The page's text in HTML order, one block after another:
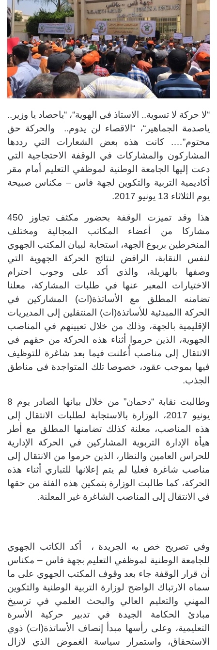
“لا حركة لا تسوية.. الاستاذ في الهوية“، “ياحصاد يا وزير..
ياصدمة الجماهير“، “الاقصاء لن يدوم.. والحركة حق
محتوم”…. كانت هذه بعض الشعارات التي رددها
المشاركون والمشاركات في الوقفة الاحتجاجية التي
دعت إليها الجامعة الوطنية لموظفي التعليم أمام مقر
أكاديمية التربية والتكوين لجهة فاس – مكناس صبيحة
يوم الثلاثاء 13 يونيو 2017.
هذا وقد تميزت الوقفة بحضور مكثف تجاوز 450
مشاركا من أعضاء المكاتب المجالية ومختلف
المنخرطين بربوع الجهة، استجابة لبيان المكتب الجهوي
لنفس النقابة،
الرافض لنتائج الحركة الجهوية التي
وصفها بالهزيلة، والذي أكد على وجوب احترام
الاختيارات المعبر عنها في طلبات المشاركة، معلنا
تضامنه المطلق مع الأساتذة(ات) المشاركين في
الحركة االمبدئية للأساتذة(ات) المنتقلين إلى المديريات
الإقليمية بالجهة، وذلك من خلال تعيينهم في المناصب
الجهوية، الذين حرموا أثناء هذه الحركة من حقهم في
الانتقال إلى مناصب أُعلنت فيما بعد شاغرة للتوظيف
فيها بموجب عقود، خصوصا تلك المتواجدة في مناطق
الجذب.
وطالبت نقابة “دحمان” من خلال بيانها الصادر يوم 8
يونيو 2017، الوزارة بالاستجابة لطلبات الانتقال إلى
هذه المناصب، معلنة كذلك تضامنها المطلق مع أطر
هيأة الإدارة التربوية المشاركين في
الحركة الإدارية
للحراس العامين والنظار، الذين حرموا من الانتقال إلى
مناصب شاغرة فعليا لم يتم إعلانها للتباري أثناء هذه
الحركة، كما طالبت الوزارة بتمكين هذه الفئة من حقها
في الانتقال إلى المناصب الشاغرة غير المعلنة.
وفي تصريح خص به الجريدة ، أكد الكاتب الجهوي
للجامعة الوطنية لموظفي التعليم بجهة فاس – مكناس
أن قرار الوقفة جاء بعد وقوف المكتب الجهوي على ما
سماه الارتباك الواضح لوزارة التربية الوطنية والتكوين
المهني والتعليم العالي والبحث العلمي في ترسيخ
مبادئ الحكامة الجيدة في تدبير حركية الأسرة
التعليمية، وعلى رأسها مبدأ إنصاف الأساتذة(ات) ذوي
الاستحقاق، واستمرار سياسة الغموض الذي لازال